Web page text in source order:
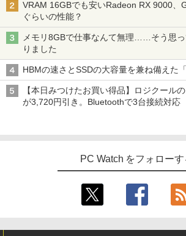
VRAM 16GBでも安いRadeon RX 9000、
ぐらいの性能？
メモリ8GBで仕事なんて無理……そう思
りました
HBMの速さとSSDの大容量を兼ね備えた
【本日みつけたお買い得品】ロジクール
が3,720円引き。Bluetoothで3台接続対応
PC Watch をフォローす